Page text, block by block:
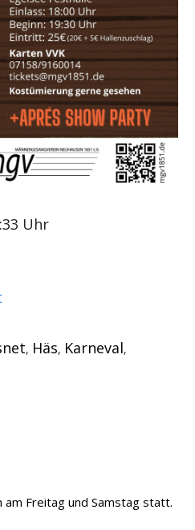
Uhr
, Häs, Karneval,
Freitag und Samstag statt.